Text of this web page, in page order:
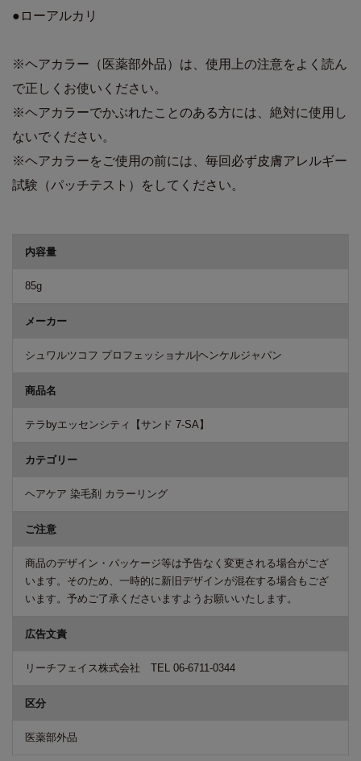
●ローアルカリ
※ヘアカラー（医薬部外品）は、使用上の注意をよく読ん
で正しくお使いください。
※ヘアカラーでかぶれたことのある方には、絶対に使用し
ないでください。
※ヘアカラーをご使用の前には、毎回必ず皮膚アレルギー
試験（パッチテスト）をしてください。
内容量
85g
メーカー
シュワルツコフ プロフェッショナル|ヘンケルジャパン
商品名
テラbyエッセンシティ【サンド 7-SA】
カテゴリー
ヘアケア 染毛剤 カラーリング
ご注意
商品のデザイン・パッケージ等は予告なく変更される場合がござ
います。そのため、一時的に新旧デザインが混在する場合もござ
います。予めご了承くださいますようお願いいたします。
広告文責
リーチフェイス株式会社 TEL 06-6711-0344
区分
医薬部外品